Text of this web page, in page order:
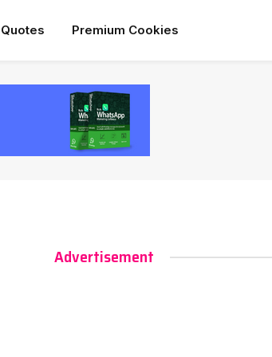
Quotes Premium Cookies
Advertisement